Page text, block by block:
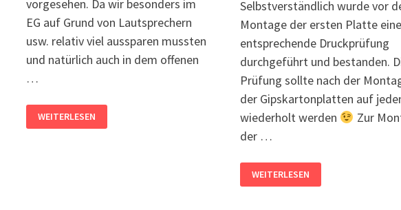
vorgesehen. Da wir besonders im
EG auf Grund von Lautsprechern
usw. relativ viel aussparen mussten
und natürlich auch in dem offenen
…
DER
KLIMADECKE
WEITERLESEN
Selbstverständlich wurde vor
Montage der ersten Platte eine
entsprechende Druckprüfung
durchgeführt und bestanden.
Prüfung sollte nach der
der Gipskartonplatten auf
wiederholt werden
Zur
der …
DER
KLIMADECKE
WEITERLESEN